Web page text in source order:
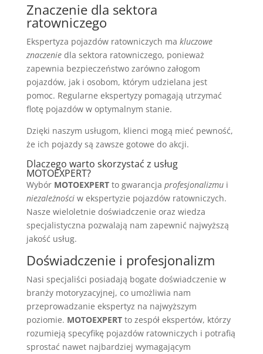
Znaczenie dla sektora
ratowniczego
Ekspertyza pojazdów ratowniczych ma kluczowe
znaczeniedla sektora ratowniczego, ponieważ
zapewnia bezpieczeństwo zarówno załogom
pojazdów, jak i osobom, którym udzielana jest
pomoc. Regularne ekspertyzy pomagają utrzymać
flotę pojazdów w optymalnym stanie.
Dzięki naszym usługom, klienci mogą mieć pewność,
że ich pojazdy są zawsze gotowe do akcji.
Dlaczego warto skorzystać z usług
MOTOEXPERT?
Wybór MOTOEXPERTto gwarancja profesjonalizmui
niezależnościw ekspertyzie pojazdów ratowniczych.
Nasze wieloletnie doświadczenie oraz wiedza
specjalistyczna pozwalają nam zapewnić najwyższą
jakość usług.
Doświadczenie i profesjonalizm
Nasi specjaliści posiadają bogate doświadczenie w
branży motoryzacyjnej, co umożliwia nam
przeprowadzanie ekspertyz na najwyższym
poziomie. MOTOEXPERTto zespół ekspertów, którzy
rozumieją specyfikę pojazdów ratowniczych i potrafią
sprostać nawet najbardziej wymagającym